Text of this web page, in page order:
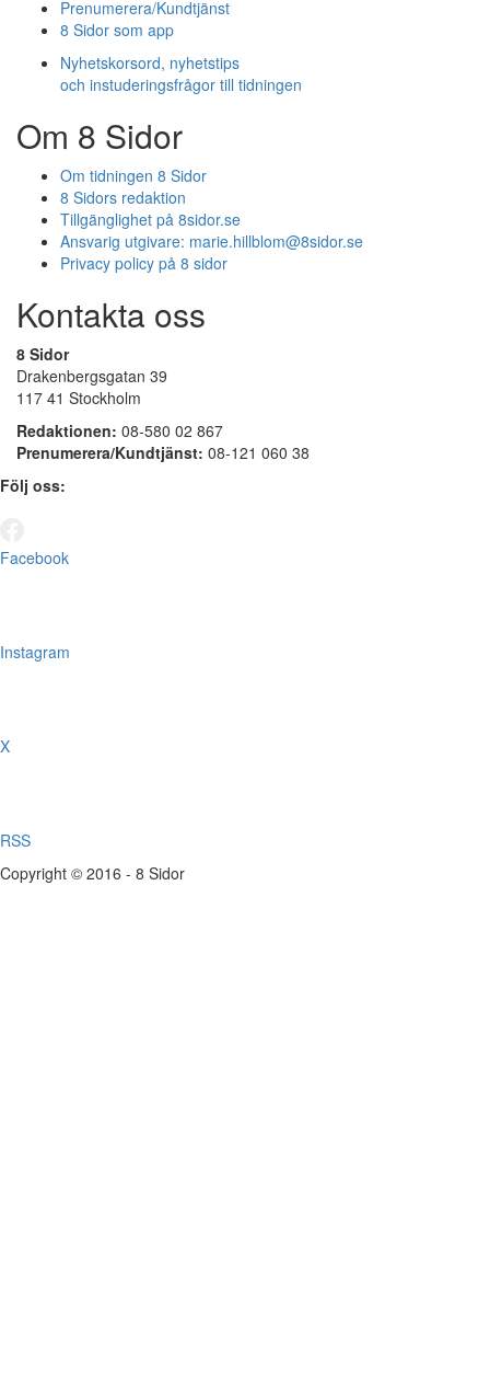
Prenumerera/Kundtjänst
8 Sidor som app
Nyhetskorsord, nyhetstips
och instuderingsfrågor till tidningen
Om 8 Sidor
Om tidningen 8 Sidor
8 Sidors redaktion
Tillgänglighet på 8sidor.se
Ansvarig utgivare: marie.hillblom@8sidor.se
Privacy policy på 8 sidor
Kontakta oss
8 Sidor
Drakenbergsgatan 39
117 41 Stockholm
Redaktionen: 08-580 02 867
Prenumerera/Kundtjänst: 08-121 060 38
Följ oss:
Facebook
Instagram
X
RSS
Copyright © 2016 - 8 Sidor